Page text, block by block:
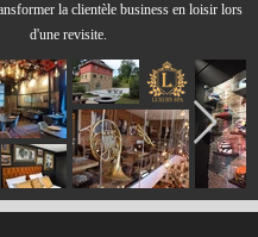
la clientèle business en loisir lors
d'une revisite.